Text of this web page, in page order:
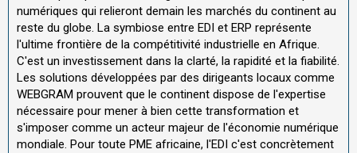
numériques qui relieront demain les marchés du continent au
reste du globe. La symbiose entre EDI et ERP représente
l'ultime frontière de la compétitivité industrielle en Afrique.
C'est un investissement dans la clarté, la rapidité et la fiabilité.
Les solutions développées par des dirigeants locaux comme
WEBGRAM prouvent que le continent dispose de l'expertise
nécessaire pour mener à bien cette transformation et
s'imposer comme un acteur majeur de l'économie numérique
mondiale. Pour toute PME africaine, l'EDI c'est concrètement